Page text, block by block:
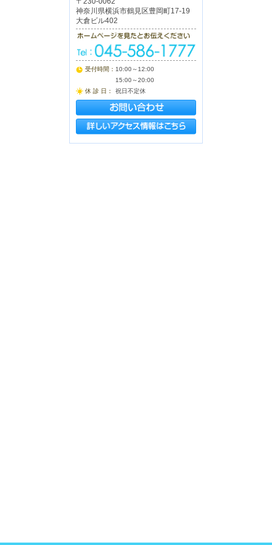
神奈川県横浜市鶴見区豊岡町17-19
大倉ビル402
受付時間： 10:00～12:00
15:00～20:00
休 診 日：
祝日不定休